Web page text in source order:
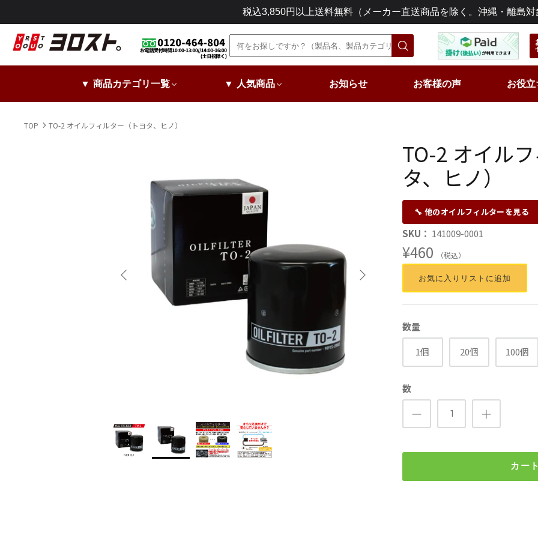
ツ
税込3,850円以上送料無料（メーカー直送商品を除く。沖縄・離島対
▼ 商品カテゴリ一覧 ▼ 人気商品 お知らせ お客様の声 お役
TOP TO-2 オイルフィルター（トヨタ、ヒノ）
TO-2 オイル
タ、ヒノ）
🔧 他のオイルフィルターを見る
SKU： 141009-0001
¥460 （税込）
お気に入りリストに追加
数量
1個 20個 100個
数
カー